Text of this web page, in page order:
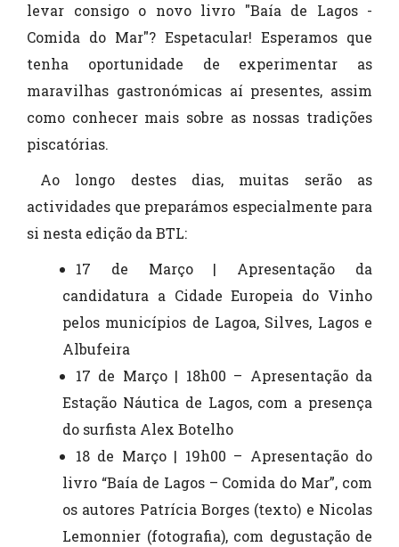
levar consigo o novo livro "Baía de Lagos -
Comida do Mar"? Espetacular! Esperamos que
tenha oportunidade de experimentar as
maravilhas gastronómicas aí presentes, assim
como conhecer mais sobre as nossas tradições
piscatórias.
Ao longo destes dias, muitas serão as
actividades que preparámos especialmente para
si nesta edição da BTL:
17 de Março | Apresentação da
candidatura a Cidade Europeia do Vinho
pelos municípios de Lagoa, Silves, Lagos e
Albufeira
17 de Março | 18h00 – Apresentação da
Estação Náutica de Lagos, com a presença
do surfista Alex Botelho
18 de Março | 19h00 – Apresentação do
livro “Baía de Lagos – Comida do Mar”, com
os autores Patrícia Borges (texto) e Nicolas
Lemonnier (fotografia), com degustação de